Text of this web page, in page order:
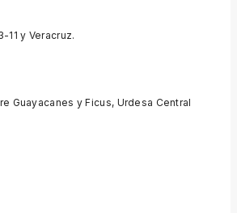
11 y Veracruz.
Guayacanes y Ficus, Urdesa Central